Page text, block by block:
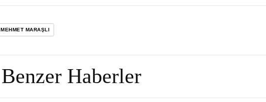
MEHMET MARAŞLI
Benzer Haberler